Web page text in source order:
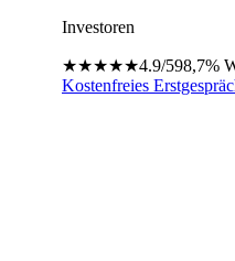
Investoren
★★★★★4.9/598,7%
Kostenfreies